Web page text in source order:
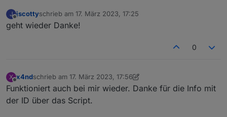
J
Offline
jscottyschrieb am 17. März 2023, 17:25
zuletzt editiert von
geht wieder Danke!
0
X
Offline
x4ndschrieb am 17. März 2023, 17:56
zuletzt editiert von x4nd
Funktioniert auch bei mir wieder. Danke für die Info mit
der ID über das Script.